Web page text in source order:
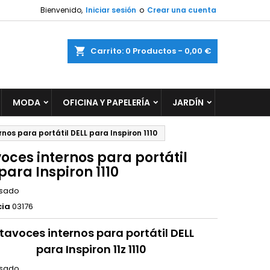
Bienvenido, Iniciar sesión o Crear una cuenta
Carrito 0 Productos - 0,00 €
MODA OFICINA Y PAPELERÍA JARDÍN
para portátil DELL para Inspiron 1110
internos para portátil
Inspiron 1110
03176
internos para portátil DELL
para Inspiron 11z 1110